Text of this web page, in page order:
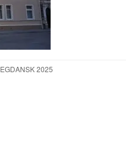
2025